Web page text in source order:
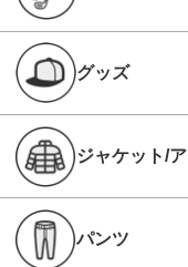
グッズ
ジャケット/
パンツ